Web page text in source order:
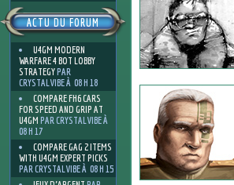
ACTU DU FORUM
U4GM MODERN
WARFARE 4 BOT LOBBY
STRATEGYPAR
CRYSTALVIBE À 08 H 18
COMPARE FH6 CARS
FOR SPEED AND GRIP AT
U4GM PAR CRYSTALVIBE À
08 H 17
COMPARE GAG 2 ITEMS
WITH U4GM EXPERT PICKS
PAR CRYSTALVIBE À 08 H 15